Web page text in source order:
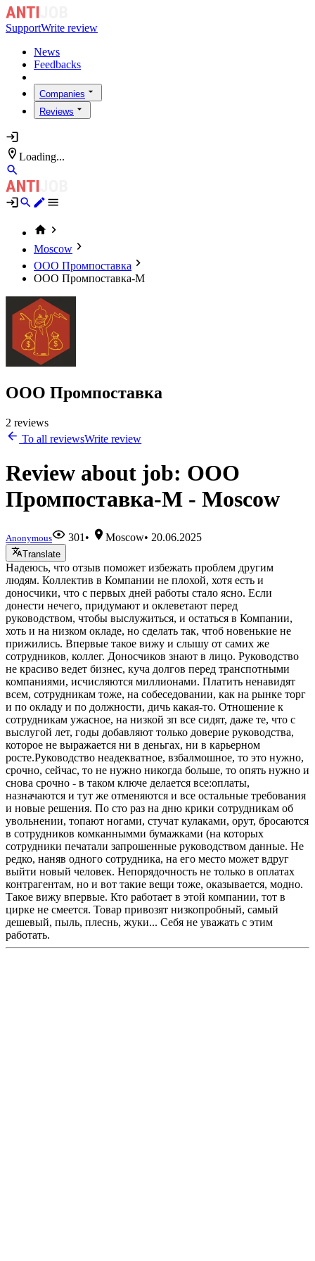
SupportWrite review
News
Feedbacks
Companies
Reviews
Loading...
Moscow
ООО Промпоставка
ООО Промпоставка-М
ООО Промпоставка
2 reviews
To all reviewsWrite review
Review about job: ООО
Промпоставка-М - Moscow
Anonymous 301 • Moscow• 20.06.2025
Translate
Надеюсь, что отзыв поможет избежать проблем другим
людям. Коллектив в Компании не плохой, хотя есть и
доносчики, что с первых дней работы стало ясно. Если
донести нечего, придумают и оклеветают перед
руководством, чтобы выслужиться, и остаться в Компании,
хоть и на низком окладе, но сделать так, чтоб новенькие не
прижились. Впервые такое вижу и слышу от самих же
сотрудников, коллег. Доносчиков знают в лицо. Руководство
не красиво ведет бизнес, куча долгов перед транспотными
компаниями, исчисляются миллионами. Платить ненавидят
всем, сотрудникам тоже, на собеседовании, как на рынке торг
и по окладу и по должности, дичь какая-то. Отношение к
сотрудникам ужасное, на низкой зп все сидят, даже те, что с
выслугой лет, годы добавляют только доверие руководства,
которое не выражается ни в деньгах, ни в карьерном
росте.Руководство неадекватное, взбалмошное, то это нужно,
срочно, сейчас, то не нужно никогда больше, то опять нужно и
снова срочно - в таком ключе делается все:оплаты,
назначаются и тут же отменяются и все остальные требования
и новые решения. По сто раз на дню крики сотрудникам об
увольнении, топают ногами, стучат кулаками, орут, бросаются
в сотрудников комканнымми бумажками (на которых
сотрудники печатали запрошенные руководством данные. Не
редко, наняв одного сотрудника, на его место может вдруг
выйти новый человек. Непорядочность не только в оплатах
контрагентам, но и вот такие вещи тоже, оказывается, модно.
Такое вижу впервые. Кто работает в этой компании, тот в
цирке не смеется. Товар привозят низкопробный, самый
дешевый, пыль, плеснь, жуки... Себя не уважать с этим
работать.